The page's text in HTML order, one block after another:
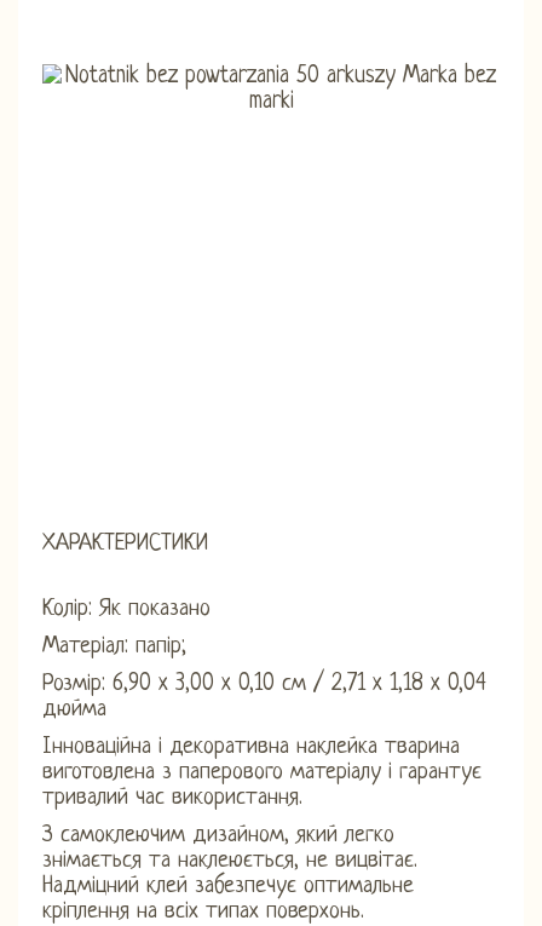
ХАРАКТЕРИСТИКИ
Колір: Як показано
Матеріал: папір;
Розмір: 6,90 x 3,00 x 0,10 см / 2,71 x 1,18 x 0,04
дюйма
Інноваційна і декоративна наклейка тварина
виготовлена ​​з паперового матеріалу і гарантує
тривалий час використання.
З самоклеючим дизайном, який легко
знімається та наклеюється, не вицвітає.
Надміцний клей забезпечує оптимальне
кріплення на всіх типах поверхонь.